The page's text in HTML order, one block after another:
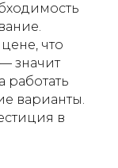
что
значит
работать
варианты.
в